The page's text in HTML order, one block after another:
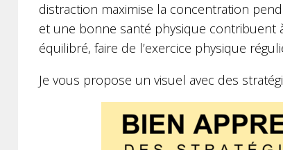
distraction maximise la concentration
et une bonne santé physique contribuent
équilibré, faire de l’exercice physique
Je vous propose un visuel avec des